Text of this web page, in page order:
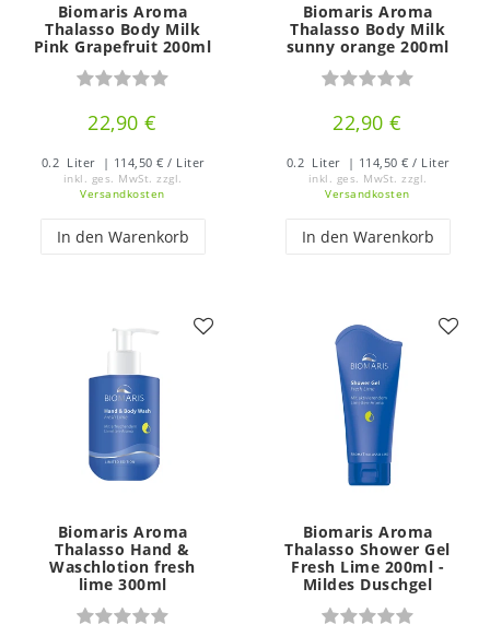
Biomaris Aroma
Thalasso Body Milk
Pink Grapefruit 200ml
22,90 €
0.2 Liter | 114,50 € / Liter
inkl. ges. MwSt. zzgl.
Versandkosten
In den Warenkorb
Biomaris Aroma
Thalasso Body Milk
sunny orange 200ml
22,90 €
0.2 Liter | 114,50 € / Liter
inkl. ges. MwSt. zzgl.
Versandkosten
In den Warenkorb
Biomaris Aroma
Thalasso Hand &
Waschlotion fresh
lime 300ml
Biomaris Aroma
Thalasso Shower Gel
Fresh Lime 200ml -
Mildes Duschgel